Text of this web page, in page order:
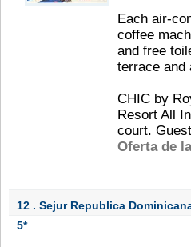
Each air-
coffee
and free
terrace and
CHIC by
Resort All
court.
Oferta de
12 . Sejur Republica
5*